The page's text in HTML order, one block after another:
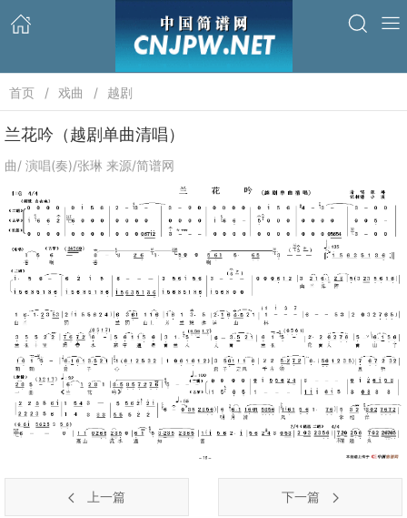
首页 戏曲 越剧
兰花吟（越剧单曲清唱）
曲/ 演唱(奏)/张琳 来源/简谱网
上一篇 下一篇